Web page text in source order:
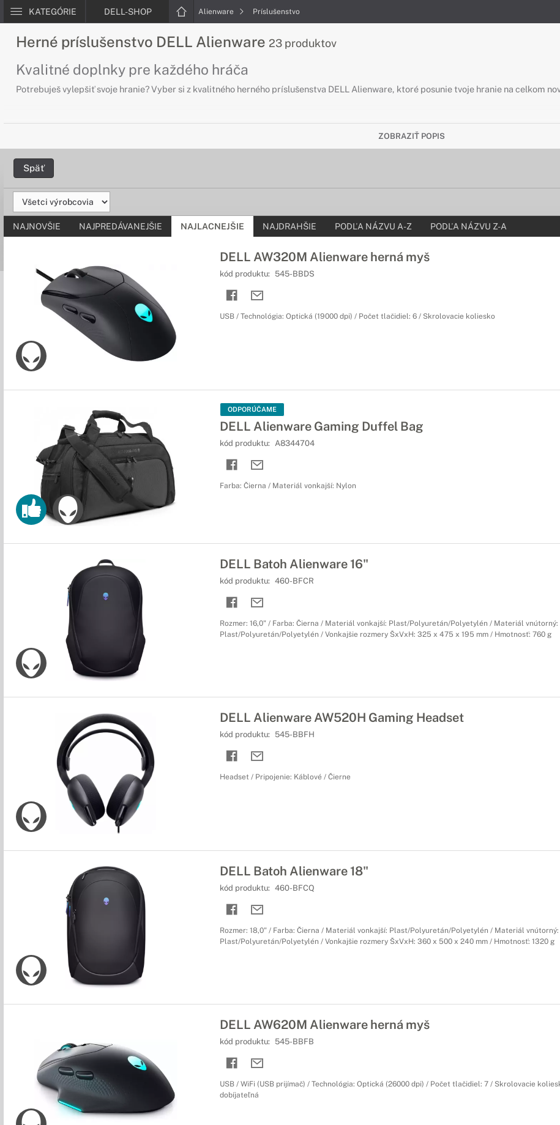
KATEGÓRIE DELL-SHOP Alienware Príslušenstvo
Herné príslušenstvo DELL Alienware 23 produktov
Kvalitné doplnky pre každého hráča
Potrebuješ vylepšiť svoje hranie? Vyber si z kvalitného herného príslušenstva DELL Alienware, ktoré posunie tvoje hranie na celkom
ZOBRAZIŤ POPIS
Späť
NAJNOVŠIE NAJPREDÁVANEJŠIE NAJLACNEJŠIE NAJDRAHŠIE PODĽA NÁZVU A-Z PODĽA NÁZVU Z-A
DELL AW320M Alienware herná myš
kód produktu: 545-BBDS
USB / Technológia: Optická (19000 dpi) / Počet tlačidiel: 6 / Skrolovacie koliesko
ODPORÚČAME
DELL Alienware Gaming Duffel Bag
kód produktu: A8344704
Farba: Čierna / Materiál vonkajší: Nylon
DELL Batoh Alienware 16"
kód produktu: 460-BFCR
Rozmer: 16,0" / Farba: Čierna / Materiál vonkajší: Plast/Polyuretán/Polyetylén / Materiál vnútorný:
Plast/Polyuretán/Polyetylén / Vonkajšie rozmery ŠxVxH: 325 x 475 x 195 mm / Hmotnosť: 760 g
DELL Alienware AW520H Gaming Headset
kód produktu: 545-BBFH
Headset / Pripojenie: Káblové / Čierne
DELL Batoh Alienware 18"
kód produktu: 460-BFCQ
Rozmer: 18,0" / Farba: Čierna / Materiál vonkajší: Plast/Polyuretán/Polyetylén / Materiál vnútorný:
Plast/Polyuretán/Polyetylén / Vonkajšie rozmery ŠxVxH: 360 x 500 x 240 mm / Hmotnosť: 1320 g
DELL AW620M Alienware herná myš
kód produktu: 545-BBFB
USB / WiFi (USB prijímač) / Technológia: Optická (26000 dpi) / Počet tlačidiel: 7 / Skrolovacie
dobíjateľná